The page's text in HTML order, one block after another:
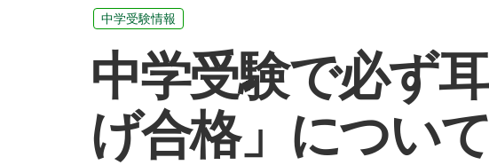
中学受験情報
中学受験で必ず耳にする「繰り上
げ合格」について